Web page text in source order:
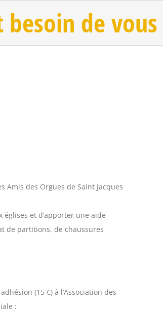
besoin de
Amis des Orgues de Saint Jacques
et d’apporter une aide
de partitions, de chaussures
(15 €) à l’Association des
: